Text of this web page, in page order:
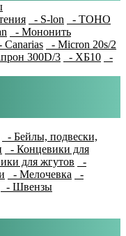
- S-lon
- TOHO
- Мононить
Canarias
- Micron 20s/2
300D/3 - ХБ10
-
- Бейлы, подвески,
- Концевики для
для жгутов
-
- Мелочевка
-
- Швензы